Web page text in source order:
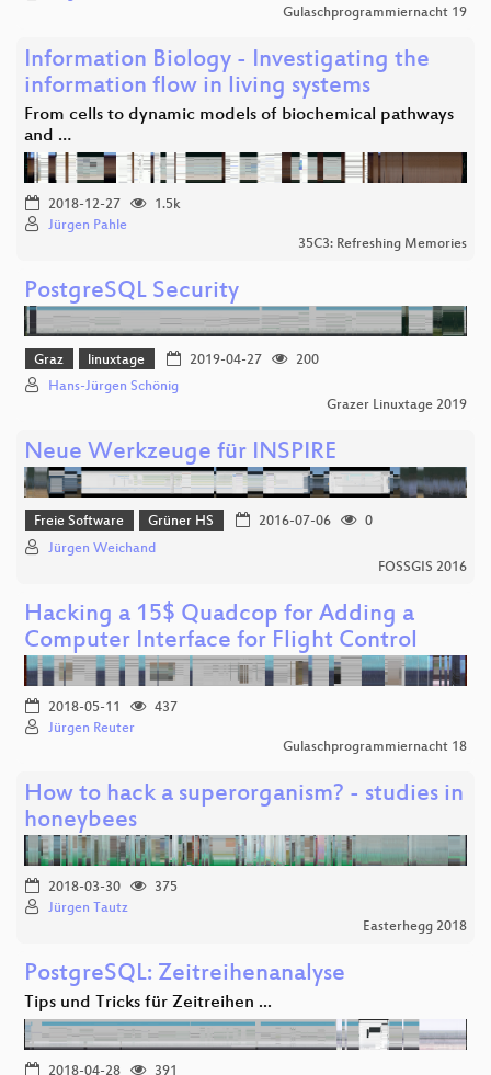
Gulaschprogrammiernacht 19
Information Biology - Investigating the
information flow in living systems
From cells to dynamic models of biochemical pathways
and …
2018-12-27
1.5k
Jürgen Pahle
35C3: Refreshing Memories
PostgreSQL Security
Graz linuxtage 2019-04-27
200
Hans-Jürgen Schönig
Grazer Linuxtage 2019
Neue Werkzeuge für INSPIRE
Freie Software Grüner HS 2016-07-06
0
Jürgen Weichand
FOSSGIS 2016
Hacking a 15$ Quadcop for Adding a
Computer Interface for Flight Control
2018-05-11
437
Jürgen Reuter
Gulaschprogrammiernacht 18
How to hack a superorganism? - studies in
honeybees
2018-03-30
375
Jürgen Tautz
Easterhegg 2018
PostgreSQL: Zeitreihenanalyse
Tips und Tricks für Zeitreihen ...
2018-04-28 391